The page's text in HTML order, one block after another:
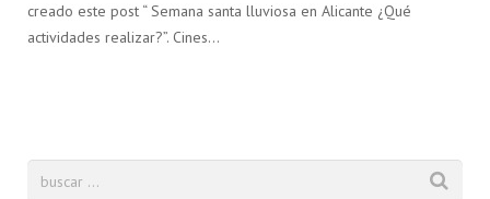
creado este post “ Semana santa lluviosa en Alicante ¿Qué
actividades realizar?”. Cines…